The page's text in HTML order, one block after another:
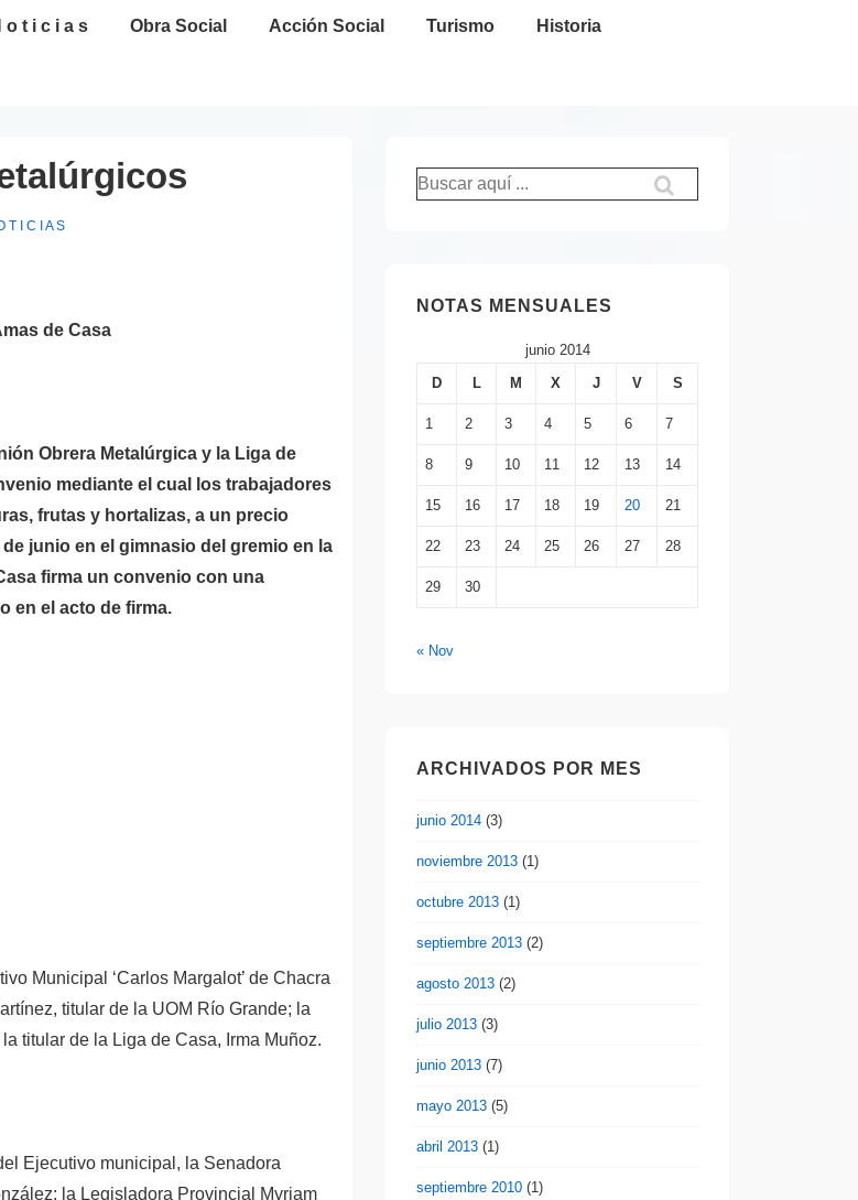
o t i c i a s Obra Social Acción Social Turismo Historia
T I C I A S
de Casa
Obrera Metalúrgica y la Liga de
mediante el cual los trabajadores
frutas y hortalizas, a un precio
junio en el gimnasio del gremio en la
firma un convenio con una
en el acto de firma.
Municipal ‘Carlos Margalot’ de Chacra
titular de la UOM Río Grande; la
titular de la Liga de Casa, Irma Muñoz.
Ejecutivo municipal, la Senadora
la Legisladora Provincial Myriam
Buscar
por:
NOTAS MENSUALES
junio 2014
D
L M X J V S
1 2 3 4 5 6 7
8 9 10 11 12 13 14
15 16 17 18 19 20 21
22 23 24 25 26 27 28
29 30
« Nov
ARCHIVADOS POR MES
junio 2014 (3)
noviembre 2013 (1)
octubre 2013 (1)
septiembre 2013 (2)
agosto 2013 (2)
julio 2013 (3)
junio 2013 (7)
mayo 2013 (5)
abril 2013 (1)
septiembre 2010 (1)